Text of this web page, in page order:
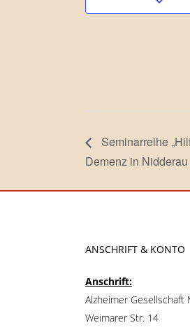
Seminarreihe
Demenz in Nidderau
ANSCHRIFT & KONTO
Anschrift:
Alzheimer Gesellschaft
Weimarer Str. 14